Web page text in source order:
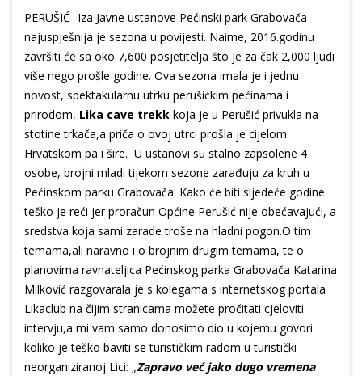
PERUŠIĆ- Iza Javne ustanove Pećinski park Grabovača
najuspješnija je sezona u povijesti. Naime, 2016.godinu
završiti će sa oko 7,600 posjetitelja što je za čak 2,000 ljudi
više nego prošle godine. Ova sezona imala je i jednu
novost, spektakularnu utrku perušićkim pećinama i
prirodom, Lika cave trekk koja je u Perušić privukla na
stotine trkača,a priča o ovoj utrci prošla je cijelom
Hrvatskom pa i šire. U ustanovi su stalno zapsolene 4
osobe, brojni mladi tijekom sezone zarađuju za kruh u
Pećinskom parku Grabovača. Kako će biti sljedeće godine
teško je reći jer proračun Općine Perušić nije obećavajući, a
sredstva koja sami zarade troše na hladni pogon.O tim
temama,ali naravno i o brojnim drugim temama, te o
planovima ravnateljica Pećinskog parka Grabovača Katarina
Milković razgovarala je s kolegama s internetskog portala
Likaclub na čijim stranicama možete pročitati cjeloviti
intervju,a mi vam samo donosimo dio u kojemu govori
koliko je teško baviti se turističkim radom u turistički
neorganiziranoj Lici: „Zapravo već jako dugo vremena